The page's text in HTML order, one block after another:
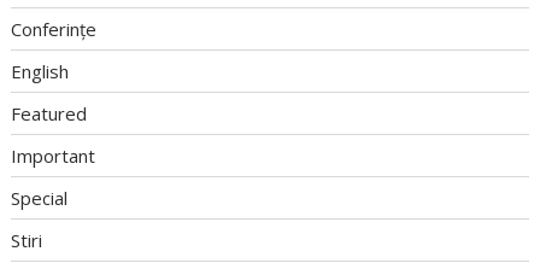
Conferințe
English
Featured
Important
Special
Stiri